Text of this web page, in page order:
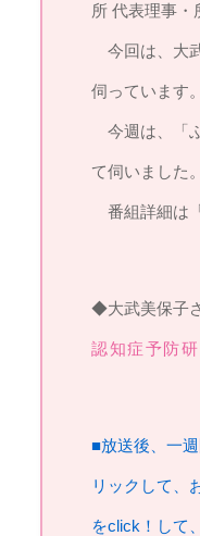
所 代表理事
今回は、大
伺っています。
今週は、「
て伺いました。
番組詳細は
◆大武美保子
認知症予防
■放送後、一
リックして、
をclick！して